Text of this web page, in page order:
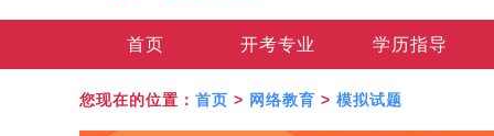
首页 开考专业 学历指导
您现在的位置： 首页 > 网络教育 > 模拟试题